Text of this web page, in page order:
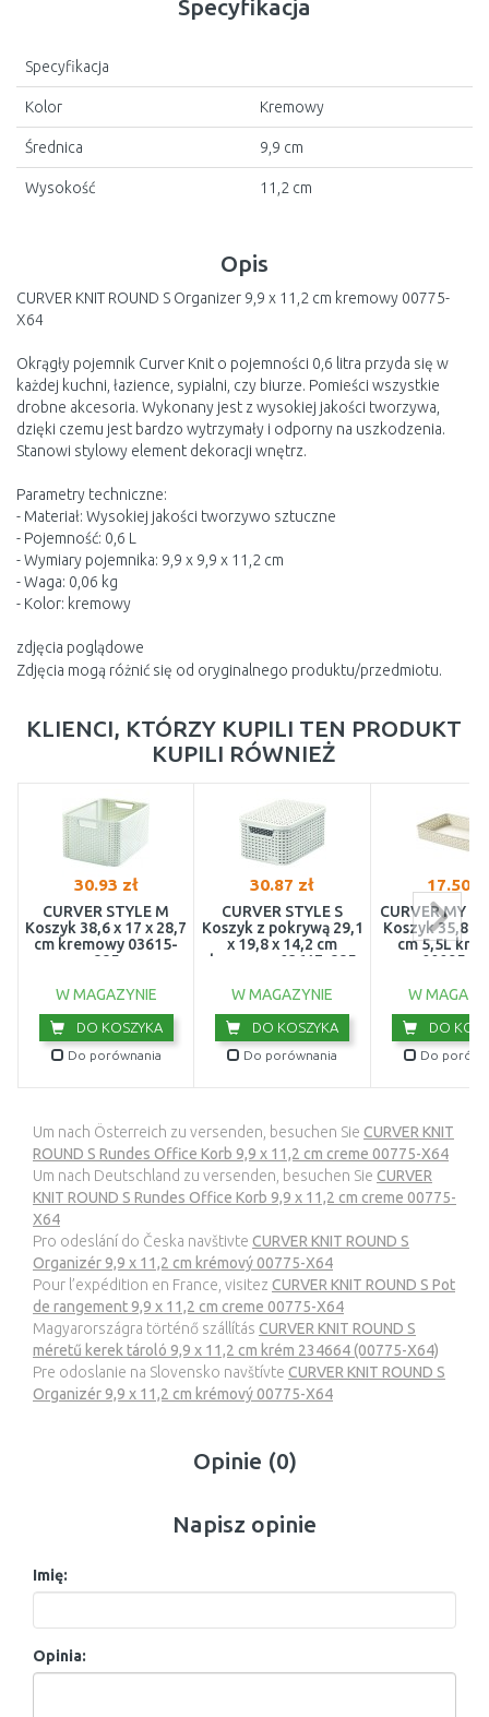
Opis
CURVER KNIT ROUND S Organizer 9,9 x 11,2 cm kremowy 00775-
X64
Okrągły pojemnik Curver Knit o pojemności 0,6 litra przyda się w
każdej kuchni, łazience, sypialni, czy biurze. Pomieści wszystkie
drobne akcesoria. Wykonany jest z wysokiej jakości tworzywa,
dzięki czemu jest bardzo wytrzymały i odporny na uszkodzenia.
Stanowi stylowy element dekoracji wnętrz.
Parametry techniczne:
- Materiał: Wysokiej jakości tworzywo sztuczne
- Pojemność: 0,6 L
- Wymiary pojemnika: 9,9 x 9,9 x 11,2 cm
- Waga: 0,06 kg
- Kolor: kremowy
zdjęcia poglądowe
Zdjęcia mogą różnić się od oryginalnego produktu/przedmiotu.
Specyfikacja
Specyfikacja
Kolor Kremowy
Średnica 9,9 cm
Wysokość 11,2 cm
KLIENCI, KTÓRZY KUPILI TEN PRODUKT
KUPILI RÓWNIEŻ
30.93 zł
CURVER STYLE M
Koszyk 38,6 x 17 x 28,7
cm kremowy 03615-
885
W MAGAZYNIE
DO KOSZYKA
Do porównania
30.87 zł
CURVER STYLE S
Koszyk z pokrywą 29,1
x 19,8 x 14,2 cm
kremowy 03617-885
W MAGAZYNIE
DO KOSZYKA
Do porównania
17.50
CURVER MY
Koszyk 35,8 x
cm 5,5L
00095-
W
DO
Do
Um nach Österreich zu versenden, besuchen Sie CURVER KNIT
ROUND S Rundes Office Korb 9,9 x 11,2 cm creme 00775-X64
Um nach Deutschland zu versenden, besuchen Sie CURVER
KNIT ROUND S Rundes Office Korb 9,9 x 11,2 cm creme 00775-
X64
Pro odeslání do Česka navštivte CURVER KNIT ROUND S
Organizér 9,9 x 11,2 cm krémový 00775-X64
Pour l’expédition en France, visitez CURVER KNIT ROUND S Pot
de rangement 9,9 x 11,2 cm creme 00775-X64
Magyarországra történő szállítás CURVER KNIT ROUND S
méretű kerek tároló 9,9 x 11,2 cm krém 234664 (00775-X64)
Pre odoslanie na Slovensko navštívte CURVER KNIT ROUND S
Organizér 9,9 x 11,2 cm krémový 00775-X64
Opinie (0)
Napisz opinie
Imię:
Opinia: